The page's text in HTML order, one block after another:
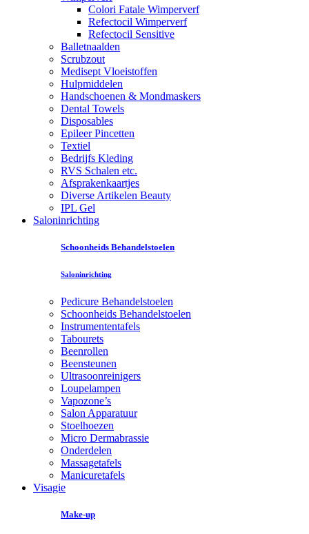
Colori Fatale Wimperverf
Refectocil Wimperverf
Refectocil Sensitive
Balletnaalden
Scrubzout
Medisept Vloeistoffen
Hulpmiddelen
Handschoenen & Mondmaskers
Dental Towels
Disposables
Epileer Pincetten
Textiel
Bedrijfs Kleding
RVS Schalen etc.
Afsprakenkaartjes
Diverse Artikelen Beauty
IPL Gel
Saloninrichting
Schoonheids Behandelstoelen
Saloninrichting
Pedicure Behandelstoelen
Schoonheids Behandelstoelen
Instrumententafels
Tabourets
Beenrollen
Beensteunen
Ultrasoonreinigers
Loupelampen
Vapozone’s
Salon Apparatuur
Stoelhoezen
Micro Dermabrassie
Onderdelen
Massagetafels
Manicuretafels
Visagie
Make-up